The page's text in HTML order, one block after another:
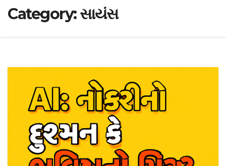
Category:સાયંસ